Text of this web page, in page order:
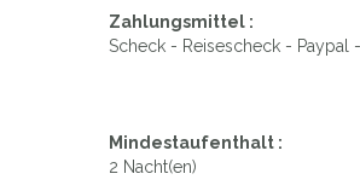
Zahlungsmittel :
Scheck - Reisescheck - Paypal
Mindestaufenthalt :
2 Nacht(en)